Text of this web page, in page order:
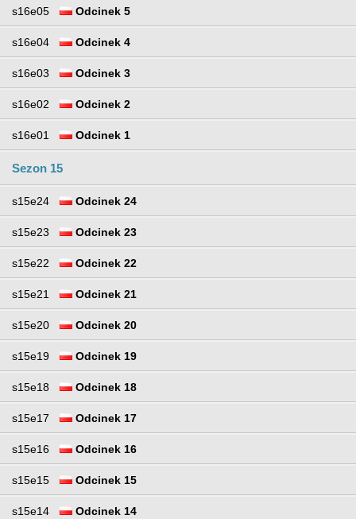
s16e05 Odcinek 5
s16e04 Odcinek 4
s16e03 Odcinek 3
s16e02 Odcinek 2
s16e01 Odcinek 1
Sezon 15
s15e24 Odcinek 24
s15e23 Odcinek 23
s15e22 Odcinek 22
s15e21 Odcinek 21
s15e20 Odcinek 20
s15e19 Odcinek 19
s15e18 Odcinek 18
s15e17 Odcinek 17
s15e16 Odcinek 16
s15e15 Odcinek 15
s15e14 Odcinek 14